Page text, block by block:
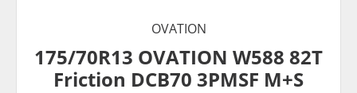
OVATION
175/70R13 OVATION W588 82T
Friction DCB70 3PMSF M+S